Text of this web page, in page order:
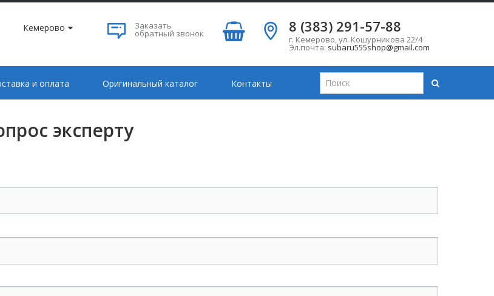
Кемерово Заказать
обратный звонок 8 (383) 291-57-88
г. Кемерово,ул. Кошурникова 22/4
Эл.почта: subaru555shop@gmail.com
и оплата Оригинальный каталог Контакты
эксперту